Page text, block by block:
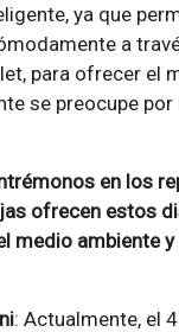
ya que
a
para ofrecer el
se preocupe por
en los
ofrecen estos
medio ambiente
: Actualmente, el